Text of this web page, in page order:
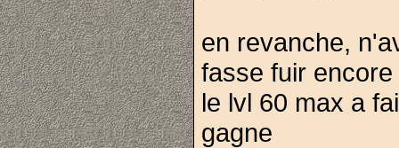
en revanche,
fasse fuir
le lvl 60 max a
gagne